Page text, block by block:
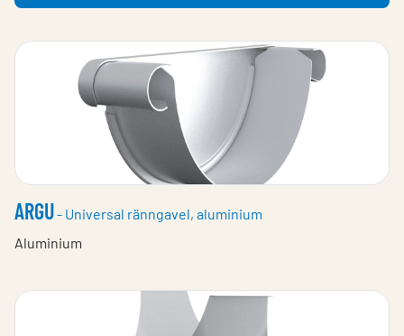
ARGU- Universal ränngavel, aluminium
Aluminium